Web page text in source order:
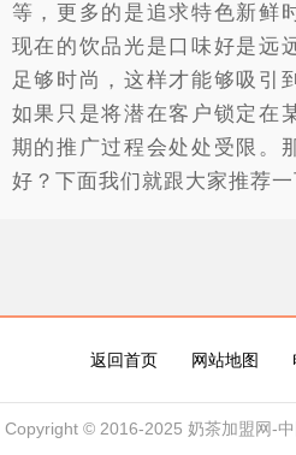
等，更多的是追求特色新鲜
现在的饮品光是口味好是远
足够时尚，这样才能够吸引
如果只是将潜在客户锁定在
期的推广过程会处处受限。
好？下面我们就跟大家推荐一
何从产品上满足消费者不断
的永续经营，是我们益禾堂
返回首页 网站地图
Copyright © 2016-2025 奶茶加盟网-